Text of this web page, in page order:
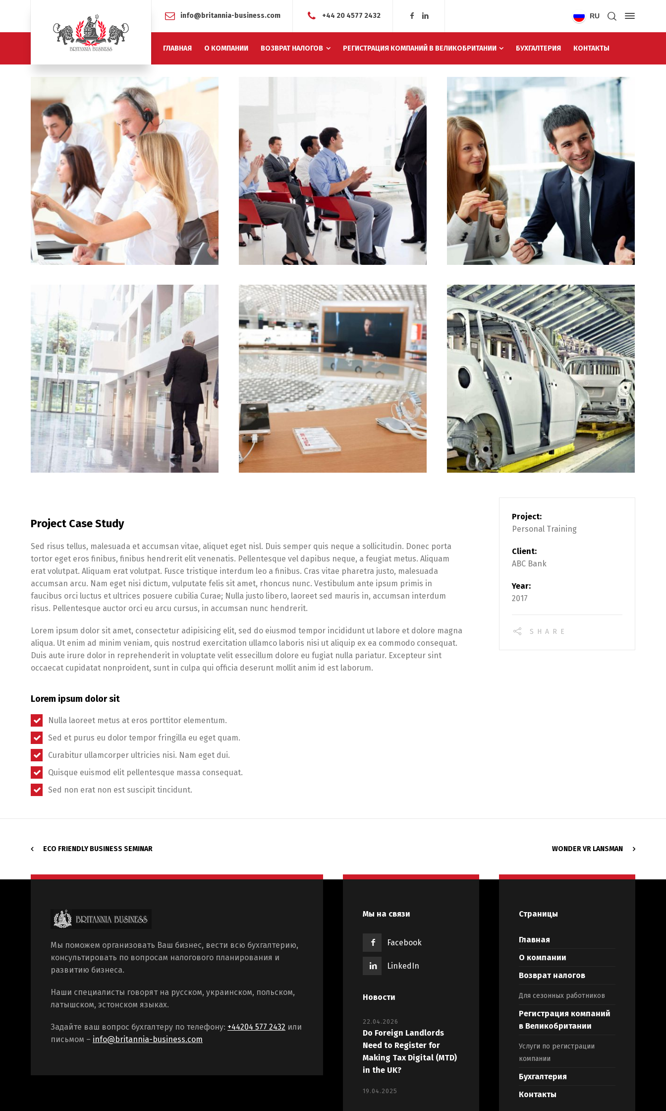
info@britannia-business.com +44 20 4577 2432 RU
ГЛАВНАЯ О КОМПАНИИ ВОЗВРАТ НАЛОГОВ РЕГИСТРАЦИЯ КОМПАНИЙ В ВЕЛИКОБРИТАНИИ БУХГАЛТЕРИЯ КОНТАКТЫ
Project Case Study
Sed risus tellus, malesuada et accumsan vitae, aliquet eget nisl. Duis semper quis neque a sollicitudin. Donec porta
tortor eget eros finibus, finibus hendrerit elit venenatis. Pellentesque vel dapibus neque, a feugiat metus. Aliquam
erat volutpat. Aliquam erat volutpat. Fusce tristique interdum leo a finibus. Cras vitae pharetra justo, malesuada
accumsan arcu. Nam eget nisi dictum, vulputate felis sit amet, rhoncus nunc. Vestibulum ante ipsum primis in
faucibus orci luctus et ultrices posuere cubilia Curae; Nulla justo libero, laoreet sed mauris in, accumsan interdum
risus. Pellentesque auctor orci eu arcu cursus, in accumsan nunc hendrerit.
Lorem ipsum dolor sit amet, consectetur adipisicing elit, sed do eiusmod tempor incididunt ut labore et dolore magna
aliqua. Ut enim ad minim veniam, quis nostrud exercitation ullamco laboris nisi ut aliquip ex ea commodo consequat.
Duis aute irure dolor in reprehenderit in voluptate velit essecillum dolore eu fugiat nulla pariatur. Excepteur sint
occaecat cupidatat nonproident, sunt in culpa qui officia deserunt mollit anim id est laborum.
Lorem ipsum dolor sit
Nulla laoreet metus at eros porttitor elementum.
Sed et purus eu dolor tempor fringilla eu eget quam.
Curabitur ullamcorper ultricies nisi. Nam eget dui.
Quisque euismod elit pellentesque massa consequat.
Sed non erat non est suscipit tincidunt.
Project:
Personal Training
Client:
ABC Bank
Year:
2017
SHARE
ECO FRIENDLY BUSINESS SEMINAR WONDER VR LANSMAN
Мы поможем организовать Ваш бизнес, вести всю бухгалтерию,
консультировать по вопросам налогового планирования и
развитию бизнеса.
Наши специалисты говорят на русском, украинском, польском,
латышском, эстонском языках.
Задайте ваш вопрос бухгалтеру по телефону: +44204 577 2432 или
письмом – info@britannia-business.com
Мы на связи
Facebook
LinkedIn
Новости
22.04.2026
Do Foreign Landlords
Need to Register for
Making Tax Digital (MTD)
in the UK?
19.04.2025
Страницы
Главная
О компании
Возврат налогов
Для сезонных работников
Регистрация компаний
в Великобритании
Услуги по регистрации
компании
Бухгалтерия
Контакты
Switch The Language
Русский English Українська